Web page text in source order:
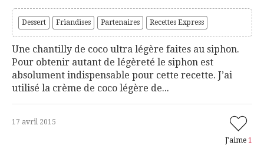
Dessert Friandises Partenaires Recettes Express
Une chantilly de coco ultra légère faites au siphon.
Pour obtenir autant de légèreté le siphon est
absolument indispensable pour cette recette. J’ai
utilisé la crème de coco légère de...
17 avril 2015
J'aime 1